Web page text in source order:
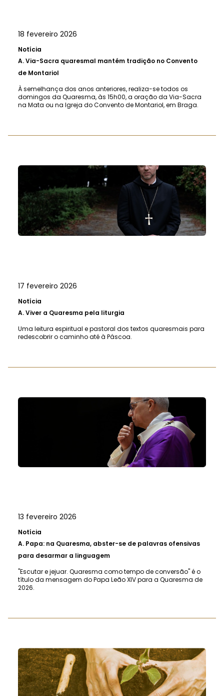
18 fevereiro 2026
Notícia
A.Via-Sacra quaresmal mantém tradição no Convento
de Montariol
À semelhança dos anos anteriores, realiza-se todos os
domingos da Quaresma, às 15h00, a oração da Via-Sacra
na Mata ou na Igreja do Convento de Montariol, em Braga.
17 fevereiro 2026
Notícia
A.Viver a Quaresma pela liturgia
Uma leitura espiritual e pastoral dos textos quaresmais para
redescobrir o caminho até à Páscoa.
13 fevereiro 2026
Notícia
A. Papa: na Quaresma, abster-se de palavras ofensivas
para desarmar a linguagem
"Escutar e jejuar. Quaresma como tempo de conversão" é o
título da mensagem do Papa Leão XIV para a Quaresma de
2026.